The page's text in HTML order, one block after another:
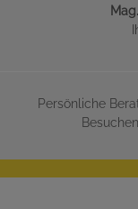
Persönliche